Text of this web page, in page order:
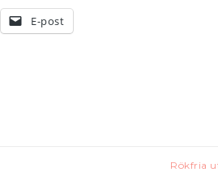
E-post
Rökfria